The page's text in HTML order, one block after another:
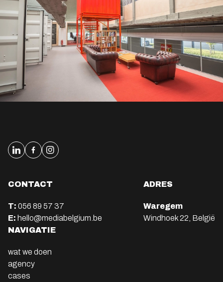
CONTACT
T: 056 89 57 37
E: hello@mediabelgium.be
ADRES
Waregem
Windhoek 22, België
NAVIGATIE
wat we doen
agency
cases